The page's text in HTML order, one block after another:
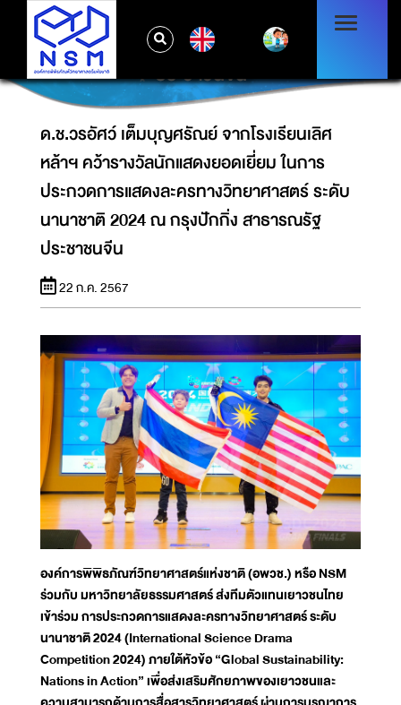
หล้าฯ คว้ารางวัลนักแสดงยอดเยี่ยม ในการ
ประกวดการแสดงละครทางวิทยาศาสตร์ ระดับ
นานาชาติ 2024 ณ กรุงปักกิ่ง สาธารณรัฐ
ประชาชนจีน
ด.ช.วรอัศว์ เต็มบุญศรัณย์ จากโรงเรียนเลิศ
หล้าฯ คว้ารางวัลนักแสดงยอดเยี่ยม ในการ
ประกวดการแสดงละครทางวิทยาศาสตร์ ระดับ
นานาชาติ 2024 ณ กรุงปักกิ่ง สาธารณรัฐ
ประชาชนจีน
22 ก.ค. 2567
องค์การพิพิธภัณฑ์วิทยาศาสตร์แห่งชาติ (อพวช.) หรือ NSM
ร่วมกับ มหาวิทยาลัยธรรมศาสตร์ ส่งทีมตัวแทนเยาวชนไทย
เข้าร่วม การประกวดการแสดงละครทางวิทยาศาสตร์ ระดับ
นานาชาติ 2024 (International Science Drama
Competition 2024) ภายใต้หัวข้อ “Global Sustainability:
Nations in Action” เพื่อส่งเสริมศักยภาพของเยาวชนและ